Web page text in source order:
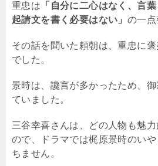
重忠は 「自分に二心はなく、言
起請文を書く必要はない」 の一点
その話を聞いた頼朝は、重忠に
でした。
景時は、讒言が多かったため、
ていました。
三谷幸喜さんは、どの人物も魅
ので、ドラマでは梶原景時のい
ちません。